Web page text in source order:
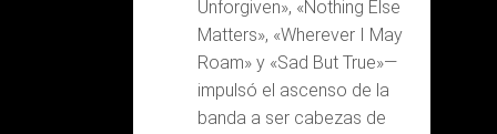
Unforgiven», «Nothing Else
Matters», «Wherever I May
Roam» y «Sad But True»—
impulsó el ascenso de la
banda a ser cabezas de